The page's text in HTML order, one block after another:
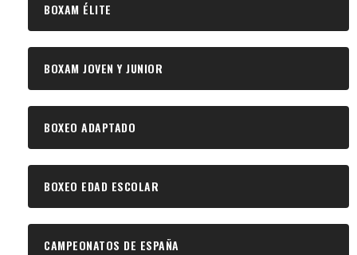
BOXAM ÉLITE
BOXAM JOVEN Y JUNIOR
BOXEO ADAPTADO
BOXEO EDAD ESCOLAR
CAMPEONATOS DE ESPAÑA